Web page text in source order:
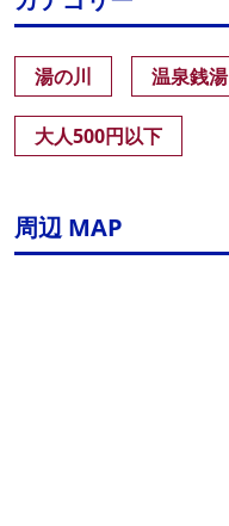
湯の川 温泉銭湯
大人500円以下
周辺 MAP